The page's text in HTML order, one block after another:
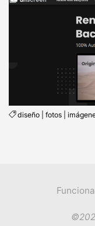
diseño |fotos |